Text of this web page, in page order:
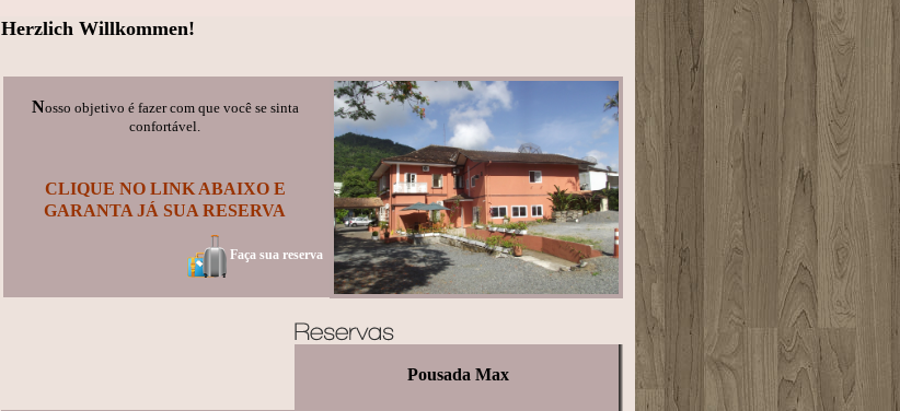
Herzlich Willkommen!
Nosso objetivo é fazer com que você se sinta
confortável.
CLIQUE NO LINK ABAIXO E
GARANTA JÁ SUA RESERVA
Faça sua reserva
Pousada Max